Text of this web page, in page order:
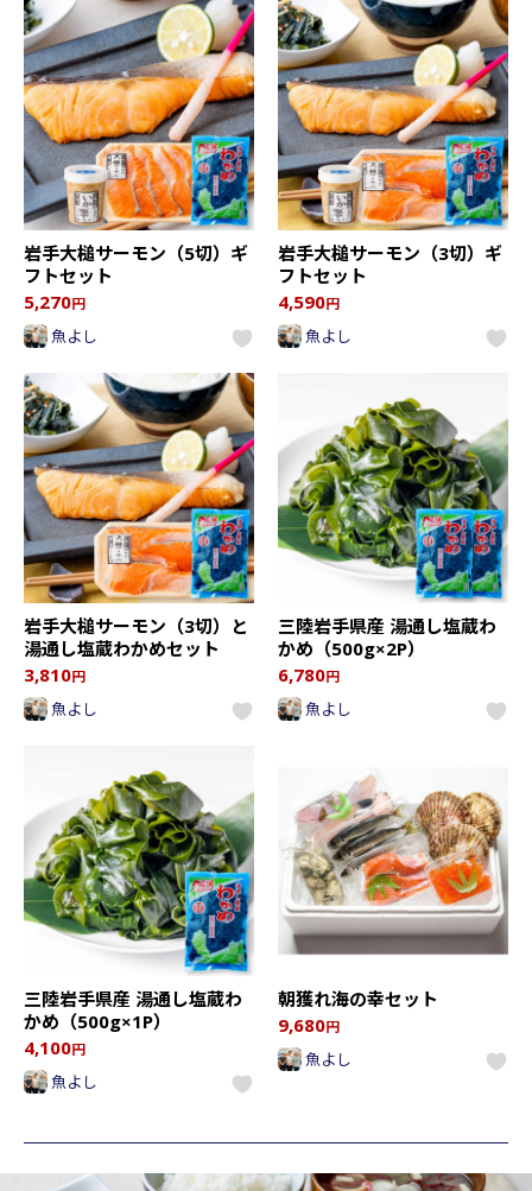
岩手大槌サーモン（5切）ギ
フトセット
5,270円
魚よし
岩手大槌サーモン（3切）ギ
フトセット
4,590円
魚よし
岩手大槌サーモン（3切）と
湯通し塩蔵わかめセット
3,810円
魚よし
三陸岩手県産 湯通し塩蔵わ
かめ（500g×2P）
6,780円
魚よし
三陸岩手県産 湯通し塩蔵わ
かめ（500g×1P）
4,100円
魚よし
朝獲れ海の幸セット
9,680円
魚よし